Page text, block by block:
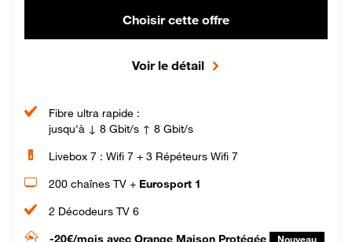
Choisir cette offre
Voir le détail
Fibre ultra rapide :
jusqu'à ↓ 8 Gbit/s ↑ 8 Gbit/s
Livebox 7 : Wifi 7 + 3 Répéteurs Wifi 7
200 chaînes TV + Eurosport 1
2 Décodeurs TV 6
-20€/mois avec Orange Maison Protégée Nouveau